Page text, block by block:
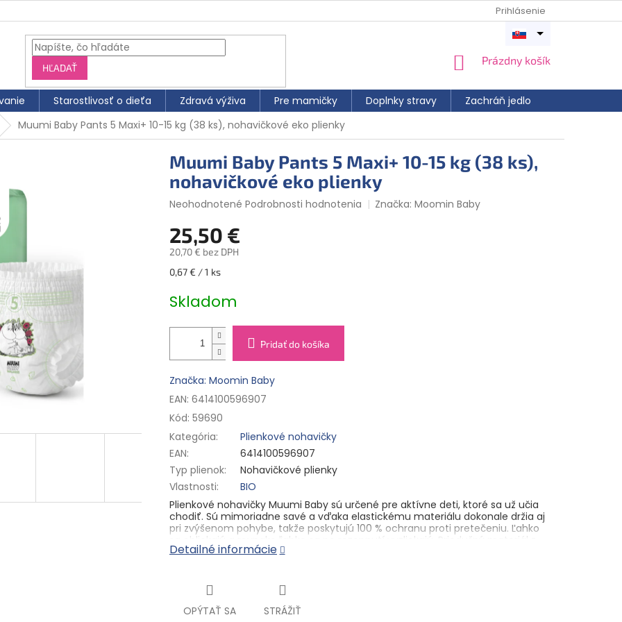
Prihlásenie
HĽADAŤ
NÁKUPNÝ
Prázdny košík
Starostlivosť o dieťa Zdravá výživa Pre mamičky Doplnky stravy Zachráň jedlo
Otvoriť
Muumi Baby Pants 5 Maxi+ 10-15 kg (38 ks), nohavičkové eko plienky
Muumi Baby Pants 5 Maxi+ 10-15 kg (38 ks),
nohavičkové eko plienky
Priemerné
produktu
je
0,0
z
hviezdičiek.
Neohodnotené Podrobnosti hodnotenia Značka:Moomin Baby
25,50 €
20,70 € bez DPH
Jednotková
0,67 € / 1 ks
Skladom
Pridať do košíka
Značka: Moomin Baby
EAN: 6414100596907
Kód: 59690
Kategória:
Plienkové nohavičky
EAN:
6414100596907
Typ plienok:
Nohavičkové plienky
Vlastnosti:
BIO
Plienkové nohavičky Muumi Baby sú určené pre aktívne deti, ktoré sa už učia
chodiť. Sú mimoriadne savé a vďaka elastickému materiálu dokonale držia aj
pri zvýšenom pohybe, takže poskytujú 100 % ochranu proti pretečeniu. Ľahko
sa obliekajú a rovnako ľahko sa po rozopnutí vyzliekajú. Priedušný materiál z
čistých a mäkkých rastlinných vlákien udržiava pokožku dieťaťa suchú a
kyslíkom, takže plienky sú vhodné aj pre tú najcitlivejšiu pokožku.
✓ Bez parfumácie a bielenia chlórom
Detailné informácie
OPÝTAŤ SA STRÁŽIŤ